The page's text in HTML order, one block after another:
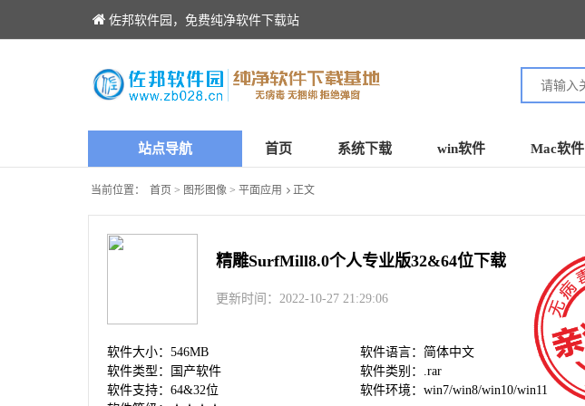
佐邦软件园，免费纯净软件下载站
站点导航 首页 系统下载 win软件 Mac软件
当前位置： 首页 > 图形图像 > 平面应用 正文
精雕SurfMill8.0个人专业版32&64位下载
更新时间：2022-10-27 21:29:06
软件大小：546MB
软件语言：简体中文
软件类型：国产软件
软件类别：.rar
软件支持：64&32位
软件环境：win7/win8/win10/win11